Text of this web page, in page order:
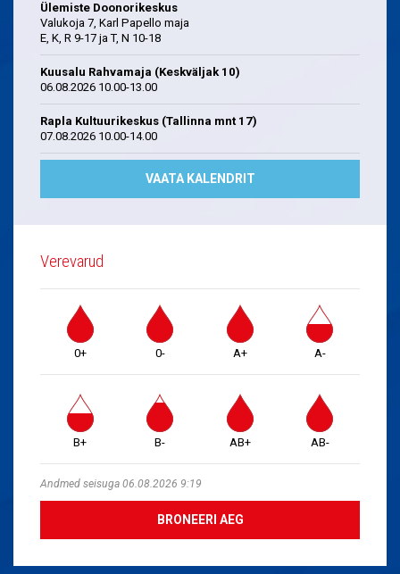
Ülemiste Doonorikeskus
Valukoja 7, Karl Papello maja
E, K, R 9-17 ja T, N 10-18
Kuusalu Rahvamaja (Keskväljak 10)
06.08.2026 10.00-13.00
Rapla Kultuurikeskus (Tallinna mnt 17)
07.08.2026 10.00-14.00
VAATA KALENDRIT
Verevarud
0+ 0- A+ A-
B+ B- AB+ AB-
Andmed seisuga 06.08.2026 9:19
BRONEERI AEG